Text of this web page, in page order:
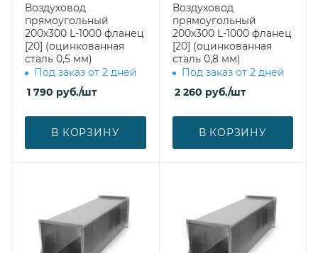
Воздуховод
прямоугольный
200х300 L-1000 фланец
[20] (оцинкованная
сталь 0,5 мм)
Под заказ от 2 дней
1 790 руб./шт
В КОРЗИНУ
Воздуховод
прямоугольный
200х300 L-1000 фланец
[20] (оцинкованная
сталь 0,8 мм)
Под заказ от 2 дней
2 260 руб./шт
В КОРЗИНУ